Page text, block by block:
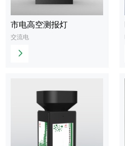
市电高空测报灯
交流电
查